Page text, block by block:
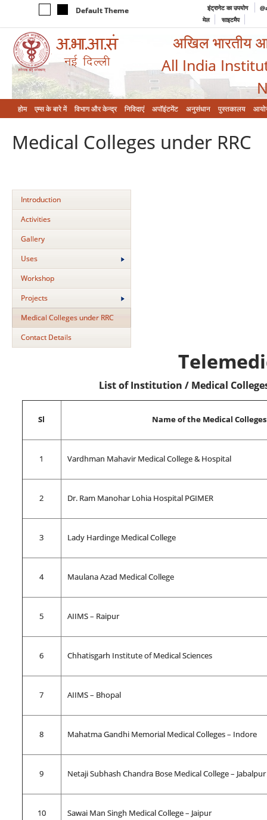
Default Theme इंट्रानेट का उपयोग
मेल
साइटमैप
अखिल भारतीय
All India
होम एम्‍स के बारे में विभाग और केन्‍द्र निविदाएं अपॉइंटमेंट अनुसंधान पुस्तकालय
Medical Colleges under RRC
Introduction
Activities
Gallery
Uses
Workshop
Projects
Medical Colleges under RRC
Contact Details
List of Institution / Medical
Sl Name of the Medical Colleges
1 Vardhman Mahavir Medical College & Hospital
2 Dr. Ram Manohar Lohia Hospital PGIMER
3 Lady Hardinge Medical College
4 Maulana Azad Medical College
5 AIIMS – Raipur
6 Chhatisgarh Institute of Medical Sciences
7 AIIMS – Bhopal
8 Mahatma Gandhi Memorial Medical Colleges – Indore
9 Netaji Subhash Chandra Bose Medical College – Jabalpur
10 Sawai Man Singh Medical College – Jaipur